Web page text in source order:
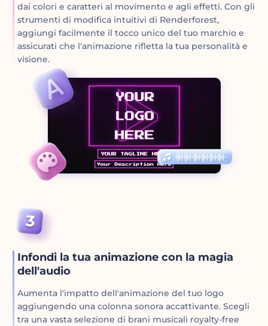
dai colori e caratteri al movimento e agli effetti. Con gli
strumenti di modifica intuitivi di Renderforest,
aggiungi facilmente il tocco unico del tuo marchio e
assicurati che l'animazione rifletta la tua personalità e
visione.
Infondi la tua animazione con la magia
dell'audio
Aumenta l'impatto dell'animazione del tuo logo
aggiungendo una colonna sonora accattivante. Scegli
tra una vasta selezione di brani musicali royalty-free